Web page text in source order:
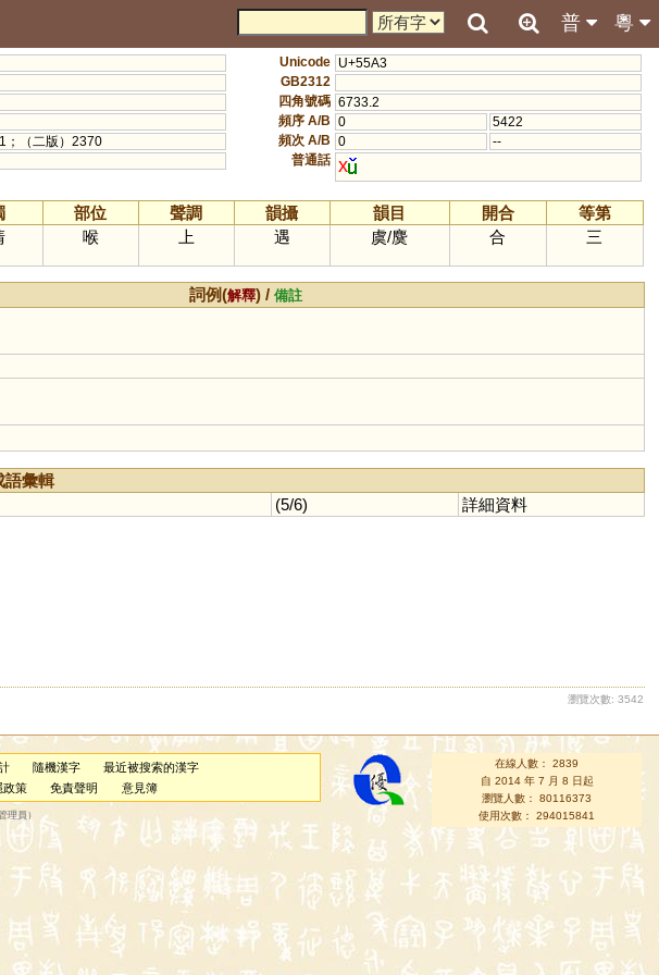
粵
普
；（二版）2370
Unicode U+55A3
GB2312
四角號碼 6733.2
頻序 A/B 0
5422
頻次 A/B 0
--
普通話 x
部位 聲調 韻攝 韻目 開合
等第
喉 上 遇 虞/麌 合 三
詞例(解釋) /備註
語彙輯
(5/6) 詳細資料
瀏覽次數: 3542
隨機漢字
最近被搜索的漢字
政策 免責聲明 意見簿
理員 ）
在線人數： 2839
自 2014 年 7 月 8 日起
瀏覽人數： 80116373
使用次數： 294015841